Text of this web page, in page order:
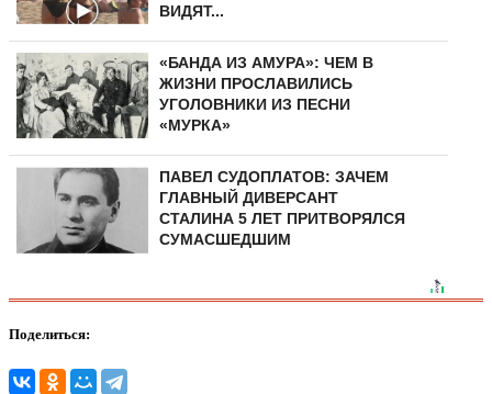
ВИДЯТ...
«БАНДА ИЗ АМУРА»: ЧЕМ В
ЖИЗНИ ПРОСЛАВИЛИСЬ
УГОЛОВНИКИ ИЗ ПЕСНИ
«МУРКА»
ПАВЕЛ СУДОПЛАТОВ: ЗАЧЕМ
ГЛАВНЫЙ ДИВЕРСАНТ
СТАЛИНА 5 ЛЕТ ПРИТВОРЯЛСЯ
СУМАСШЕДШИМ
Поделиться: